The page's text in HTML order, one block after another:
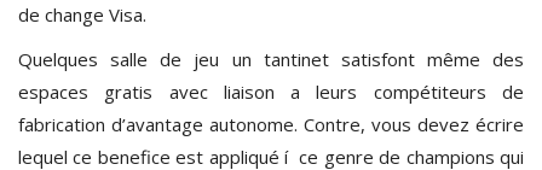
de change Visa.
Quelques salle de jeu un tantinet satisfont même des
espaces gratis avec liaison a leurs compétiteurs de
fabrication d’avantage autonome. Contre, vous devez écrire
lequel ce benefice est appliqué í ce genre de champions qui